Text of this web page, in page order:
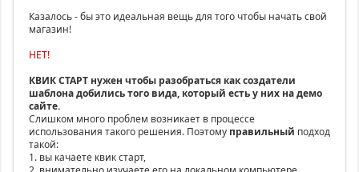
Казалось - бы это идеальная вещь для того чтобы начать свой
магазин!
НЕТ!
КВИК СТАРТ нужен чтобы разобраться как создатели
шаблона добились того вида, который есть у них на демо
сайте.
Слишком много проблем возникает в процессе
использования такого решения. Поэтому правильный подход
такой:
1. вы качаете квик старт,